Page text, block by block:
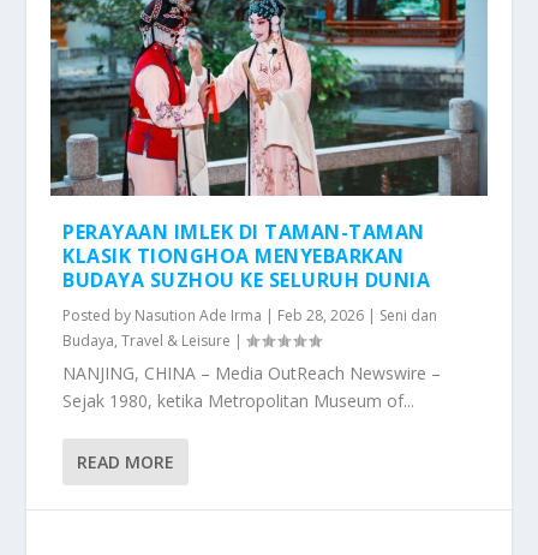
PERAYAAN IMLEK DI TAMAN-TAMAN
KLASIK TIONGHOA MENYEBARKAN
BUDAYA SUZHOU KE SELURUH DUNIA
Posted by Nasution Ade Irma | Feb 28, 2026 | Seni dan
Budaya,Travel & Leisure |
NANJING, CHINA – Media OutReach Newswire –
Sejak 1980, ketika Metropolitan Museum of...
READ MORE